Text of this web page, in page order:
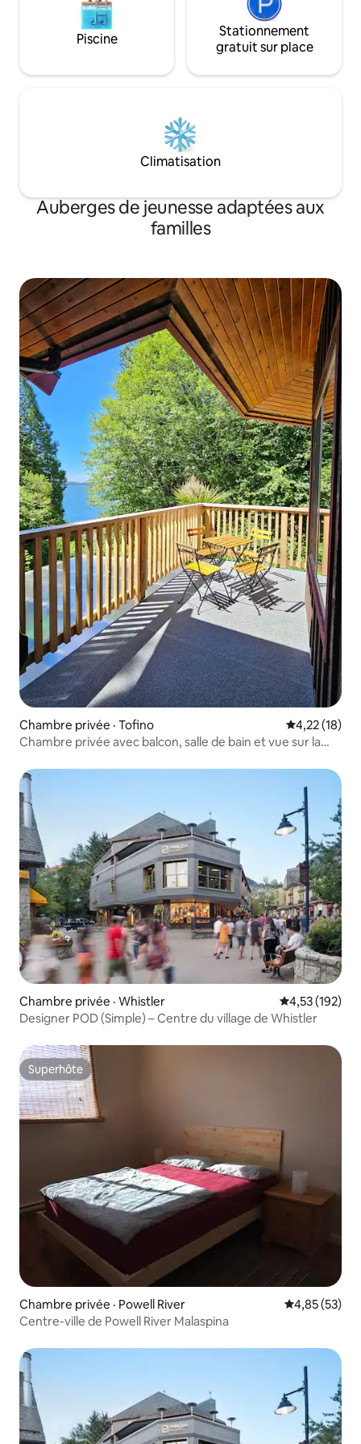
Piscine
Stationnement
gratuit sur place
Climatisation
Auberges de jeunesse adaptées aux
familles
Chambre privée · Tofino Note
4,22 (18)
Chambre privée avec balcon, salle de bain et vue sur la
Chambre privée · Whistler Note
4,53 (192)
Designer POD (Simple) – Centre du village de Whistler
Superhôte
Superhôte
Chambre privée · Powell River Note
4,85 (53)
Centre-ville de Powell River Malaspina